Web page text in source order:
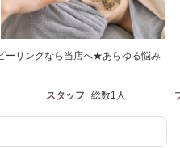
ーリングなら当店へ★あらゆる悩み
スタッフ 総数1人